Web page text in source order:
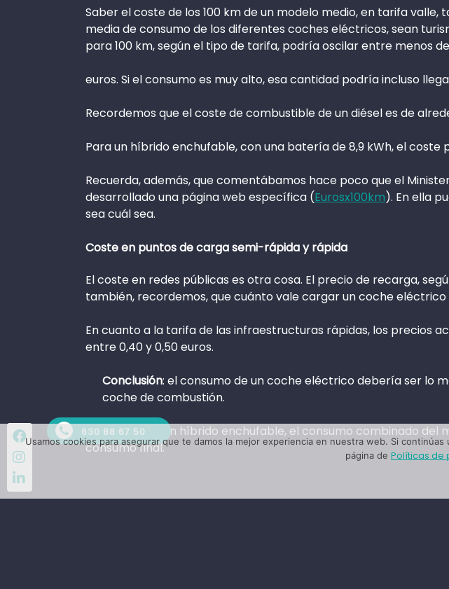
Saber el coste de los 100 km de un modelo medio, en tarifa
media de consumo de los diferentes coches eléctricos, sean
para 100 km, según el tipo de tarifa, podría oscilar entre menos de
euros. Si el consumo es muy alto, esa cantidad podría incluso
Recordemos que el coste de combustible de un diésel es de
Para un híbrido enchufable, con una batería de 8,9 kWh, el coste
Recuerda, además, que comentábamos hace poco que el
desarrollado una página web específica (Eurosx100km). En ella
sea cuál sea.
Coste en puntos de carga semi-rápida y rápida
El coste en redes públicas es otra cosa. El precio de recarga,
también, recordemos, que cuánto vale cargar un coche
En cuanto a la tarifa de las infraestructuras rápidas, los precios
entre 0,40 y 0,50 euros.
Conclusión: el consumo de un coche eléctrico debería ser lo
coche de combustión.
Y en cuanto a un híbrido enchufable, el consumo combinado
consumo final.
Facebook
Instagram
LinkedIn
630 88 67 50
Usamos cookies para asegurar que te damos la mejor experiencia en nuestra web. Si
página de Políticas de